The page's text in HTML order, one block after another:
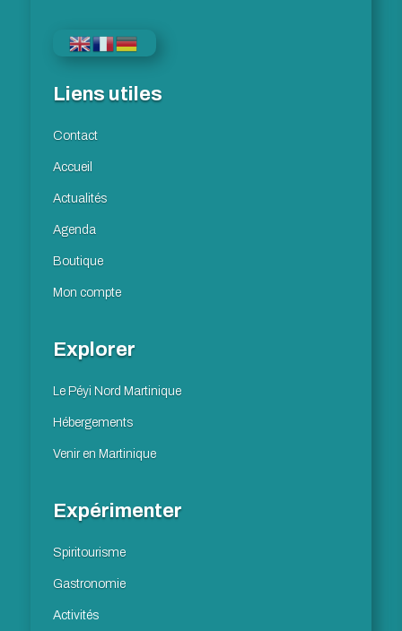
Liens utiles
Contact
Accueil
Actualités
Agenda
Boutique
Mon compte
Explorer
Le Péyi Nord Martinique
Hébergements
Venir en Martinique
Expérimenter
Spiritourisme
Gastronomie
Activités